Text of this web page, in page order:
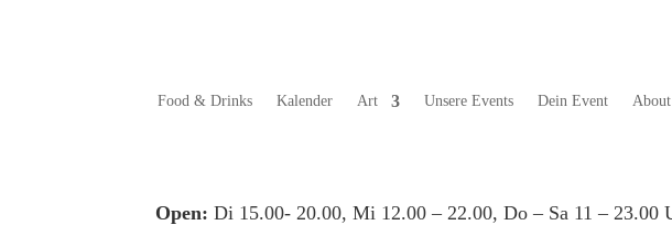
Food & Drinks Kalender Art Unsere Events Dein Event About
Open: Di 15.00- 20.00, Mi 12.00 – 22.00, Do – Sa 11 – 23.00